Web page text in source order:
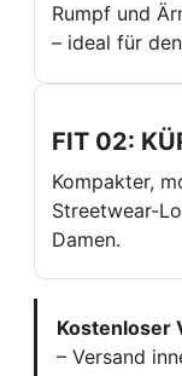
Rumpf und
– ideal für
FIT 02:
Kompakter,
Streetwear-
Damen.
Kostenloser
– Versand